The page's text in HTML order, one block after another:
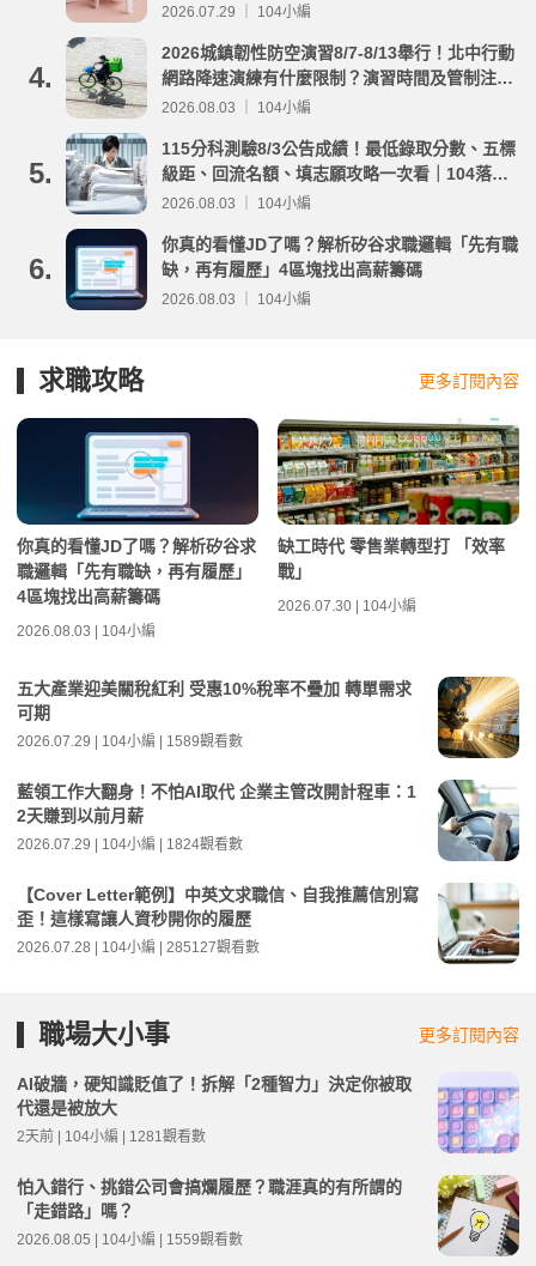
2026.07.29 ｜ 104小編
4.
2026城鎮韌性防空演習8/7-8/13舉行！北中行動
網路降速演練有什麼限制？演習時間及管制注意
事項整理
2026.08.03 ｜ 104小編
5.
115分科測驗8/3公告成績！最低錄取分數、五標
級距、回流名額、填志願攻略一次看｜104落點
分析
2026.08.03 ｜ 104小編
6.
你真的看懂JD了嗎？解析矽谷求職邏輯「先有職
缺，再有履歷」4區塊找出高薪籌碼
2026.08.03 ｜ 104小編
求職攻略 更多訂閱內容
你真的看懂JD了嗎？解析矽谷求
職邏輯「先有職缺，再有履歷」
4區塊找出高薪籌碼
2026.08.03 | 104小編
缺工時代 零售業轉型打 「效率
戰」
2026.07.30 | 104小編
五大產業迎美關稅紅利 受惠10%稅率不疊加 轉單需求
可期
2026.07.29 | 104小編 | 1589觀看數
藍領工作大翻身！不怕AI取代 企業主管改開計程車：1
2天賺到以前月薪
2026.07.29 | 104小編 | 1824觀看數
【Cover Letter範例】中英文求職信、自我推薦信別寫
歪！這樣寫讓人資秒開你的履歷
2026.07.28 | 104小編 | 285127觀看數
職場大小事 更多訂閱內容
AI破牆，硬知識貶值了！拆解「2種智力」決定你被取
代還是被放大
2天前 | 104小編 | 1281觀看數
怕入錯行、挑錯公司會搞爛履歷？職涯真的有所謂的
「走錯路」嗎？
2026.08.05 | 104小編 | 1559觀看數